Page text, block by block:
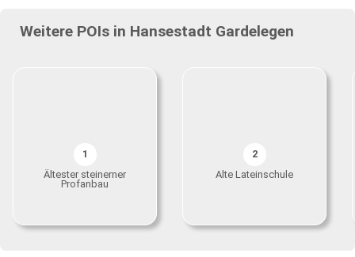
Weitere POIs in Hansestadt Gardelegen
1
Ältester steinerner
Profanbau
2
Alte Lateinschule